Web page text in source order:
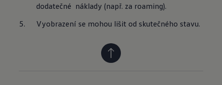
dodatečné  náklady (např. za roaming).
Vyobrazení se mohou lišit od skutečného stavu.